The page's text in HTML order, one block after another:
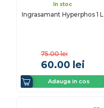
In stoc
Ingrasamant Hyperphos 1 L
75.00 lei
60.00 lei
Adauga in cos